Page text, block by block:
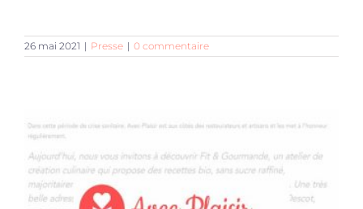
26 mai 2021 | Presse | 0 commentaire